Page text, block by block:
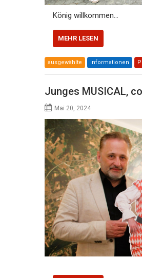
König willkommen…
MEHR LESEN
ausgewählte Informationen
Junges MUSICAL,
Mai 20, 2024